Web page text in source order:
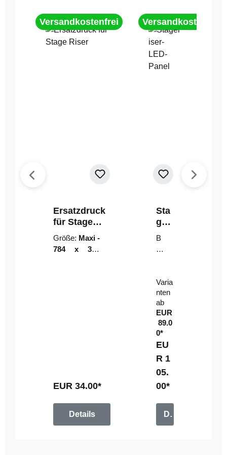
Versandkostenfrei
Ersatzdruck
für Stage
Riser
Größe: Maxi -
784 x 314
EUR 34.00*
Details
Versandkostenfrei
Sta
geri
ser-
LE
D-
el
B
un
mi
t
Fe
rn
be
di
en
u
n
g
Varia
nten
ab
EUR
89.0
0*
EU
R 1
05.
00*
Details